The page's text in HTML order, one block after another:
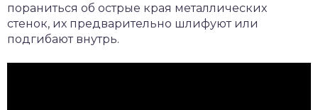
пораниться об острые края металлических
стенок, их предварительно шлифуют или
подгибают внутрь.